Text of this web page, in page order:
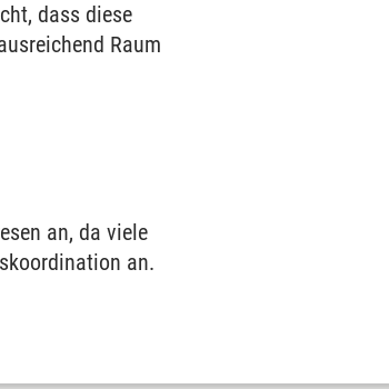
dass diese
Raum
an, da viele
an.